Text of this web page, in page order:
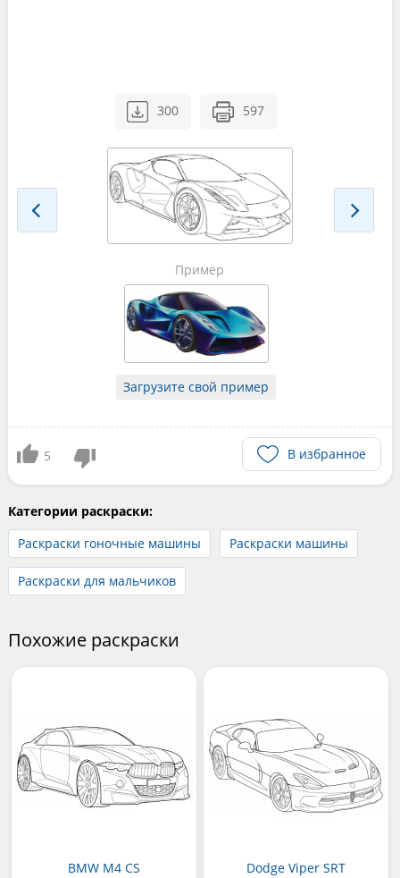
300 597
Пример
Загрузите свой пример
5 В избранное
Категории раскраски:
Раскраски гоночные машины
Раскраски машины
Раскраски для мальчиков
Похожие раскраски
BMW M4 CS Dodge Viper SRT